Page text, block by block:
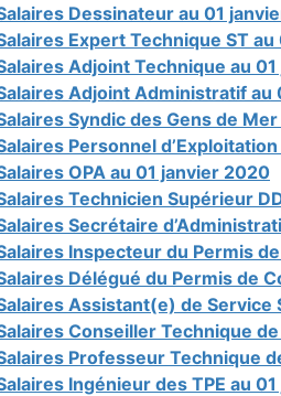
Dessinateur au 01
Expert Technique ST
Adjoint Technique au
Adjoint Administratif au
Syndic des Gens de
Personnel
OPA au 01 janvier 2020
Technicien Supérieur
Secrétaire
Inspecteur du Permis
Délégué du Permis de
Assistant(e) de Service
Conseiller Technique
Professeur Technique
Ingénieur des TPE au